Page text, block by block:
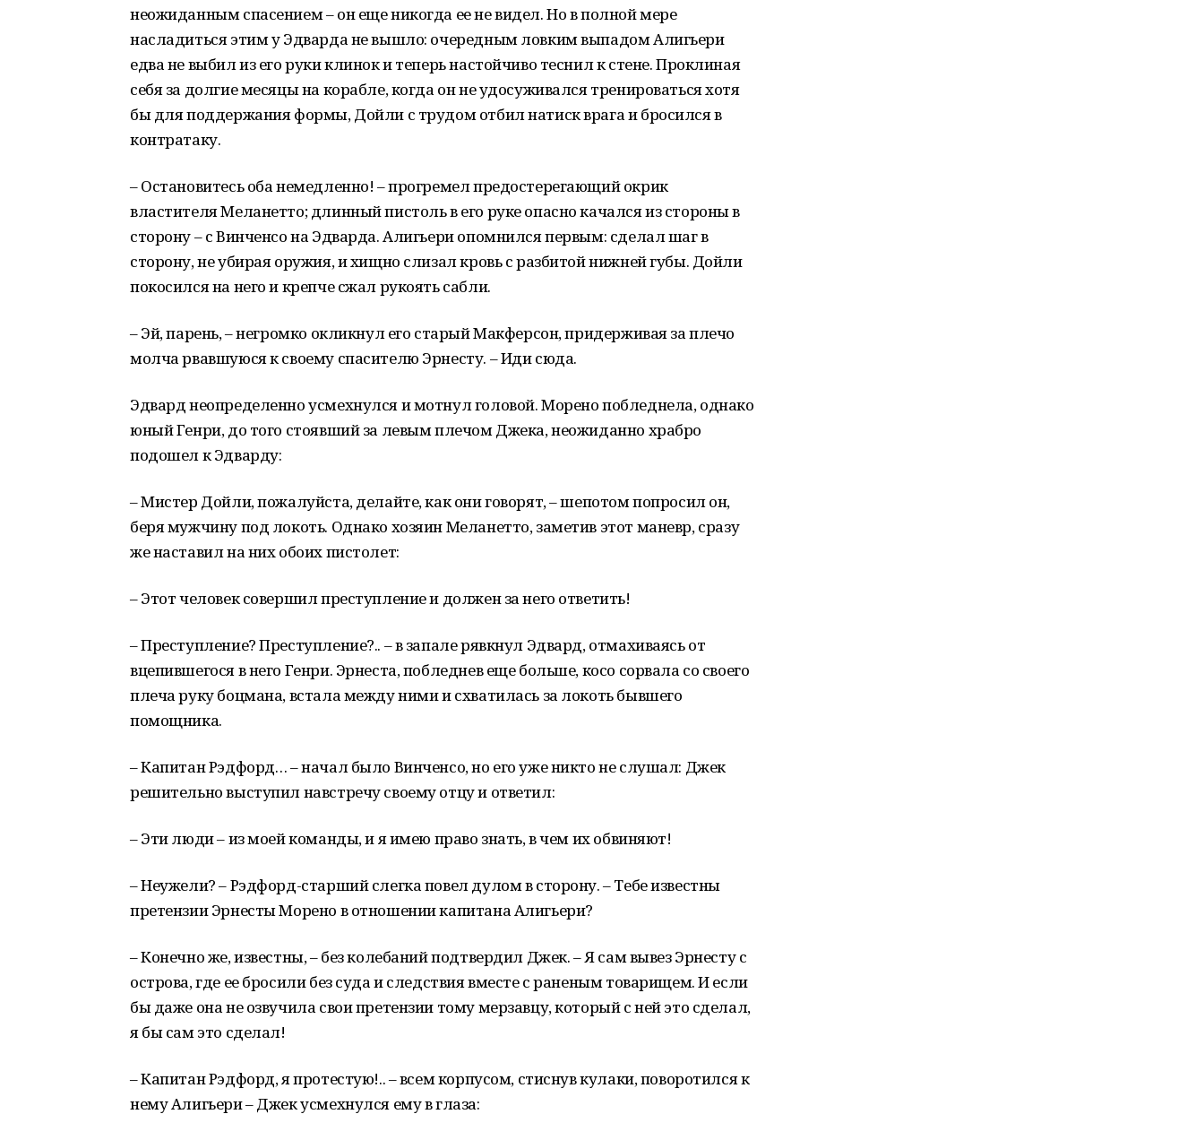
неожиданным спасением – он еще никогда ее не видел. Но в полной мере
насладиться этим у Эдварда не вышло: очередным ловким выпадом Алигьери
едва не выбил из его руки клинок и теперь настойчиво теснил к стене. Проклиная
себя за долгие месяцы на корабле, когда он не удосуживался тренироваться хотя
бы для поддержания формы, Дойли с трудом отбил натиск врага и бросился в
контратаку.
– Остановитесь оба немедленно! – прогремел предостерегающий окрик
властителя Меланетто; длинный пистоль в его руке опасно качался из стороны в
сторону – с Винченсо на Эдварда. Алигьери опомнился первым: сделал шаг в
сторону, не убирая оружия, и хищно слизал кровь с разбитой нижней губы. Дойли
покосился на него и крепче сжал рукоять сабли.
– Эй, парень, – негромко окликнул его старый Макферсон, придерживая за плечо
молча рвавшуюся к своему спасителю Эрнесту. – Иди сюда.
Эдвард неопределенно усмехнулся и мотнул головой. Морено побледнела, однако
юный Генри, до того стоявший за левым плечом Джека, неожиданно храбро
подошел к Эдварду:
– Мистер Дойли, пожалуйста, делайте, как они говорят, – шепотом попросил он,
беря мужчину под локоть. Однако хозяин Меланетто, заметив этот маневр, сразу
же наставил на них обоих пистолет:
– Этот человек совершил преступление и должен за него ответить!
– Преступление? Преступление?.. – в запале рявкнул Эдвард, отмахиваясь от
вцепившегося в него Генри. Эрнеста, побледнев еще больше, косо сорвала со своего
плеча руку боцмана, встала между ними и схватилась за локоть бывшего
помощника.
– Капитан Рэдфорд… – начал было Винченсо, но его уже никто не слушал: Джек
решительно выступил навстречу своему отцу и ответил:
– Эти люди – из моей команды, и я имею право знать, в чем их обвиняют!
– Неужели? – Рэдфорд-старший слегка повел дулом в сторону. – Тебе известны
претензии Эрнесты Морено в отношении капитана Алигьери?
– Конечно же, известны, – без колебаний подтвердил Джек. – Я сам вывез Эрнесту с
острова, где ее бросили без суда и следствия вместе с раненым товарищем. И если
бы даже она не озвучила свои претензии тому мерзавцу, который с ней это сделал,
я бы сам это сделал!
– Капитан Рэдфорд, я протестую!.. – всем корпусом, стиснув кулаки, поворотился к
нему Алигьери – Джек усмехнулся ему в глаза: